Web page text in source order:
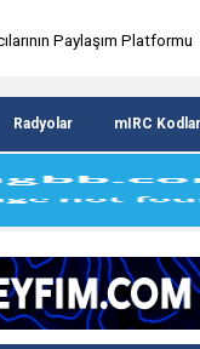
Radyolar mIRC Kodlar